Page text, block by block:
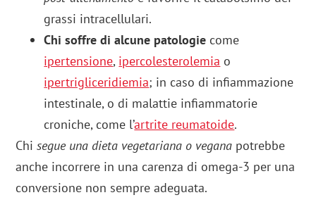
grassi intracellulari.
Chi soffre di alcune patologie come
ipertensione, ipercolesterolemia o
ipertrigliceridiemia; in caso di infiammazione
intestinale, o di malattie infiammatorie
croniche, come l’artrite reumatoide.
Chi segue una dieta vegetariana o vegana potrebbe
anche incorrere in una carenza di omega-3 per una
conversione non sempre adeguata.